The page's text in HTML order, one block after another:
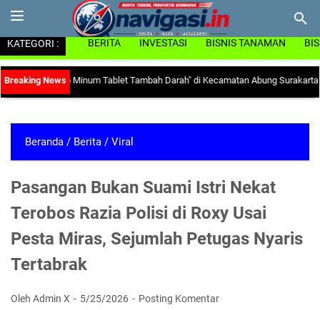
KATEGORI : BERITA INVESTASI BISNIS TANAMAN
Minum Tablet Tambah Darah" di Kecamatan Abung Surakarta|Ada Mitos
Beranda / Berita / Viral
Pasangan Bukan Suami Istri Nekat
Terobos Razia Polisi di Roxy Usai
Pesta Miras, Sejumlah Petugas Nyaris
Tertabrak
Oleh Admin X 5/25/2026 Posting Komentar